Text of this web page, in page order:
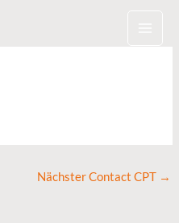
Nächster Contact CPT →